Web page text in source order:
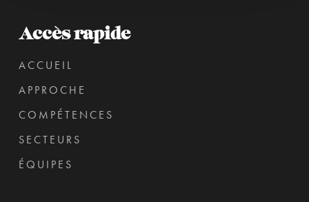
Accès rapide
ACCUEIL
APPROCHE
COMPÉTENCES
SECTEURS
ÉQUIPES